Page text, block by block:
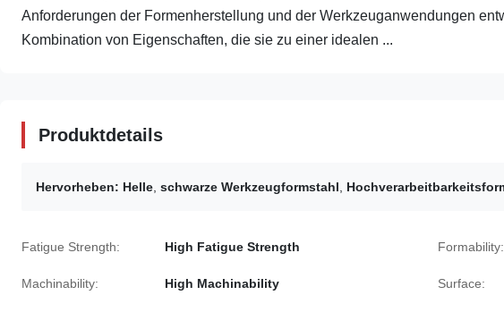
Anforderungen der Formenherstellung und der Werkzeuganwendungen
Kombination von Eigenschaften, die sie zu einer idealen ...
Produktdetails
Hervorheben: Helle schwarze Werkzeugformstahl
Fatigue Strength: High Fatigue Strength Formability:
Machinability: High Machinability Surface: